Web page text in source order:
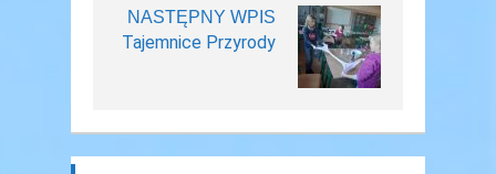
NASTĘPNY WPIS
Tajemnice Przyrody